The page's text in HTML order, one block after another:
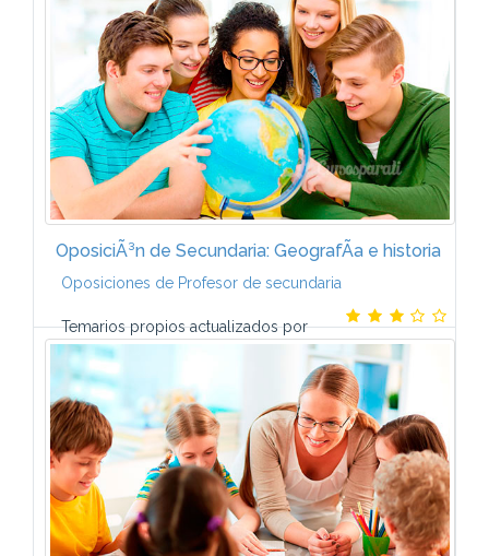
correspondientes
OposiciÃ³n de Secundaria: GeografÃ­a e historia
Oposiciones de Profesor de secundaria
Temarios propios actualizados por
nuestro equipo de preparadores y adecuados a las
convocatorias correspondientes